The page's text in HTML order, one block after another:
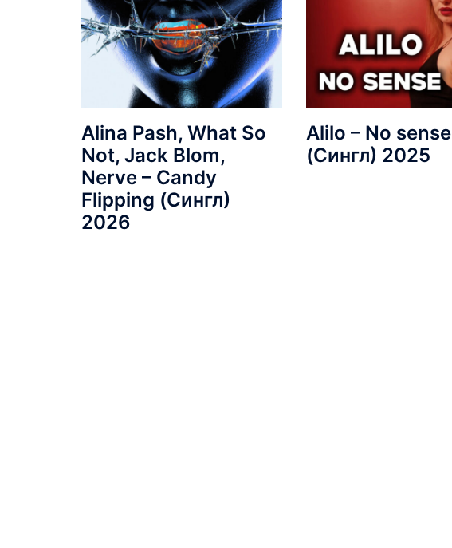
Alina Pash, What So
Not, Jack Blom,
Nerve – Candy
Flipping (Сингл)
2026
Alilo – No sense
(Сингл) 2025